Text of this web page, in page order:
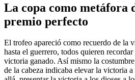
La copa como metáfora
premio perfecto
El trofeo apareció como recuerdo de la
hasta el guerrero, todos quieren
victoria ganado. Así mismo la
de la cabeza indicaba elevar la victoria